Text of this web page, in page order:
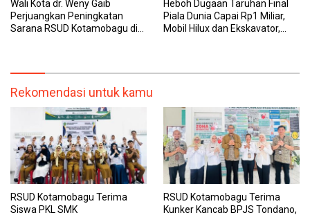
Wali Kota dr. Weny Gaib
Perjuangkan Peningkatan
Sarana RSUD Kotamobagu di
Heboh Dugaan Taruhan Final
Piala Dunia Capai Rp1 Miliar,
Mobil Hilux dan Ekskavator,
Rekomendasi untuk kamu
RSUD Kotamobagu Terima
Siswa PKL SMK
RSUD Kotamobagu Terima
Kunker Kancab BPJS Tondano,